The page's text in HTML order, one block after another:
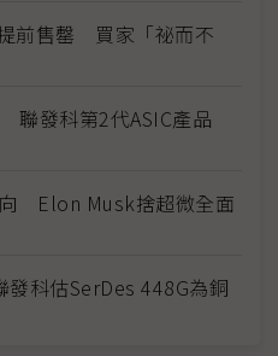
前售罄 買家「祕而不
聯發科第2代ASIC產品
Elon Musk捨超微全面
科估SerDes 448G為銅